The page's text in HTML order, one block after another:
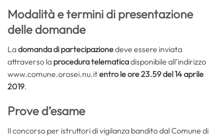
Modalità e termini di presentazione
delle domande
Ladomanda di partecipazionedeve essere inviata
attraverso la procedura telematicadisponibile all’indirizzo
www.comune.orosei.nu.itentro le ore 23.59 del 14 aprile
2019.
Prove d’esame
Il concorso per istruttori di vigilanza bandito dal Comune di